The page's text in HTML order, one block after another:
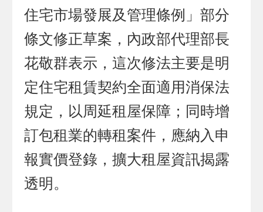
住宅市場發展及管理條例」部分
條文修正草案，內政部代理部長
花敬群表示，這次修法主要是明
定住宅租賃契約全面適用消保法
規定，以周延租屋保障；同時增
訂包租業的轉租案件，應納入申
報實價登錄，擴大租屋資訊揭露
透明。